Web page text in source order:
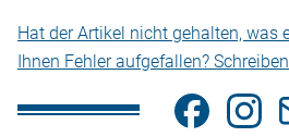
Hat der Artikel nicht gehalten, was
Ihnen Fehler aufgefallen?